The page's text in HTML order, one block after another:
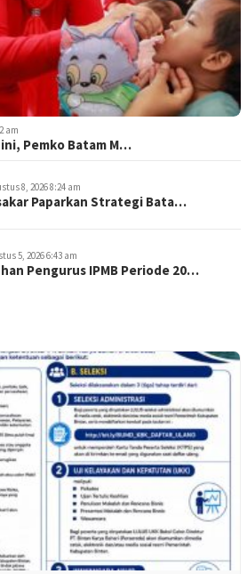
am
Pemko Batam M…
8, 2026 8:24 am
Paparkan Strategi Bata…
5, 2026 6:43 am
Pengurus IPMB Periode 20…